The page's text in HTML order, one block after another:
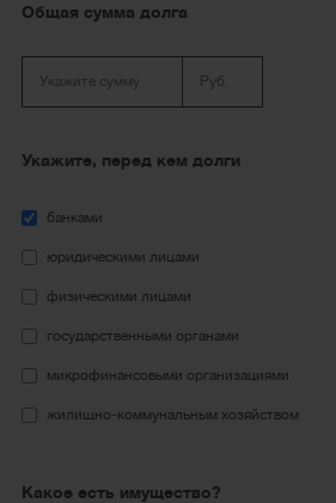
Общая сумма долга
Укажите, перед кем долги
банками
юридическими лицами
физическими лицами
государственными органами
микрофинансовыми организациями
жилищно-коммунальным хозяйством
Какое есть имущество?